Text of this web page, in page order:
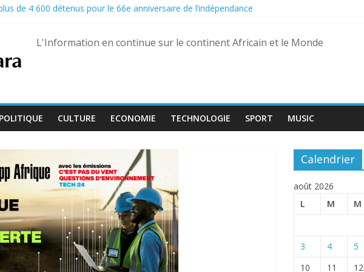
de 4 600 détenus pour le 66e anniversaire de l’indépendance
porte du gouvernement pour réclamer leurs droits
les Forces armées maliennes
à Gaza
L'Information en continue sur le continent Africain et le Monde
POLITIQUE CULTURE ECONOMIE TECHNOLOGIE SPORT MUSIC
Calendrier
août 2026
L
M M
3
4 5
10
11 12